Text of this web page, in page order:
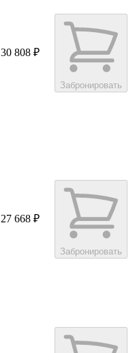
30 808 ₽
Забронировать
27 668 ₽
Забронировать